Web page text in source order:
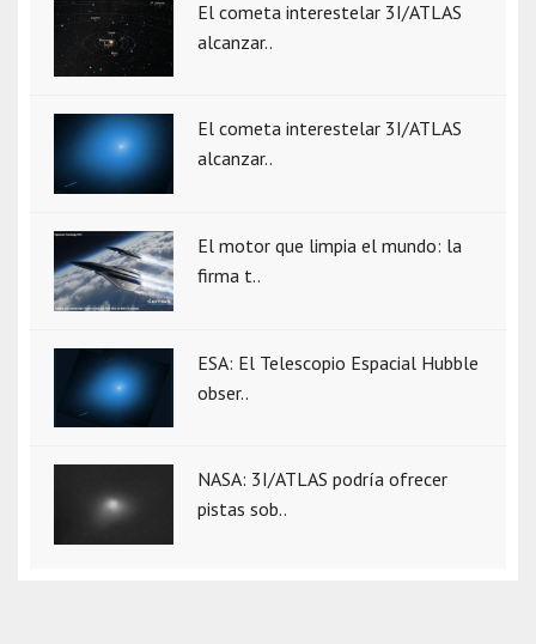
El cometa interestelar 3I/ATLAS
alcanzar..
El cometa interestelar 3I/ATLAS
alcanzar..
El motor que limpia el mundo: la
firma t..
ESA: El Telescopio Espacial Hubble
obser..
NASA: 3I/ATLAS podría ofrecer
pistas sob..